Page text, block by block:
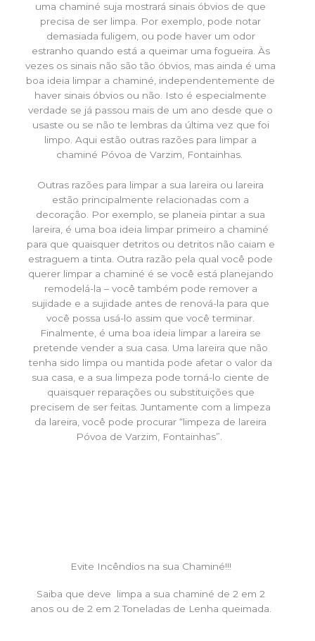
uma chaminé suja mostrará sinais óbvios de que
precisa de ser limpa. Por exemplo, pode notar
demasiada fuligem, ou pode haver um odor
estranho quando está a queimar uma fogueira. Às
vezes os sinais não são tão óbvios, mas ainda é uma
boa ideia limpar a chaminé, independentemente de
haver sinais óbvios ou não. Isto é especialmente
verdade se já passou mais de um ano desde que o
usaste ou se não te lembras da última vez que foi
limpo. Aqui estão outras razões para limpar a
chaminé Póvoa de Varzim, Fontainhas.
Outras razões para limpar a sua lareira ou lareira
estão principalmente relacionadas com a
decoração. Por exemplo, se planeia pintar a sua
lareira, é uma boa ideia limpar primeiro a chaminé
para que quaisquer detritos ou detritos não caiam e
estraguem a tinta. Outra razão pela qual você pode
querer limpar a chaminé é se você está planejando
remodelá-la – você também pode remover a
sujidade e a sujidade antes de renová-la para que
você possa usá-lo assim que você terminar.
Finalmente, é uma boa ideia limpar a lareira se
pretende vender a sua casa. Uma lareira que não
tenha sido limpa ou mantida pode afetar o valor da
sua casa, e a sua limpeza pode torná-lo ciente de
quaisquer reparações ou substituições que
precisem de ser feitas. Juntamente com a limpeza
da lareira, você pode procurar “limpeza de lareira
Póvoa de Varzim, Fontainhas”.
Evite Incêndios na sua Chaminé!!!
Saiba que deve limpa a sua chaminé de 2 em 2
anos ou de 2 em 2 Toneladas de Lenha queimada.